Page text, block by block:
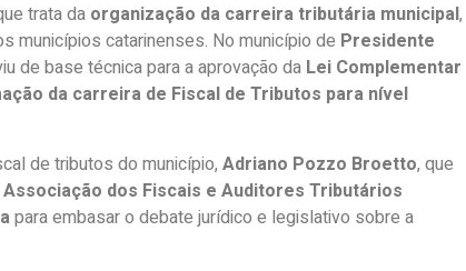
trata da organização da carreira tributária municipal,
municípios catarinenses. No município de Presidente
de base técnica para a aprovação da Lei Complementar
da carreira de Fiscal de Tributos para nível
de tributos do município, Adriano Pozzo Broetto, que
Associação dos Fiscais e Auditores Tributários
para embasar o debate jurídico e legislativo sobre a